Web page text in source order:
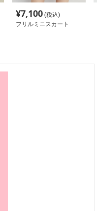
¥7,100(税込)
フリルミニスカート